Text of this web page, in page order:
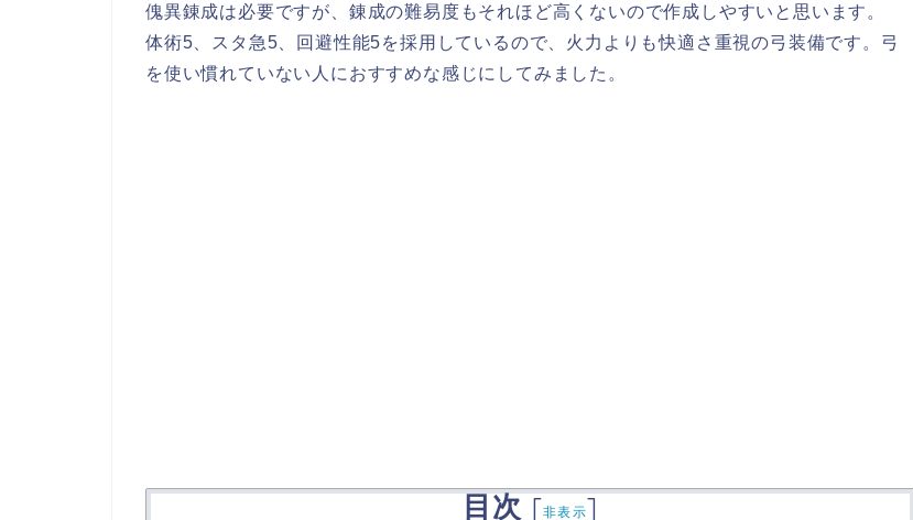
傀異錬成は必要ですが、錬成の難易度もそれほど高くないので作成しやすいと思います。
体術5、スタ急5、回避性能5を採用しているので、火力よりも快適さ重視の弓装備です。弓
を使い慣れていない人におすすめな感じにしてみました。
目次 [非表示]